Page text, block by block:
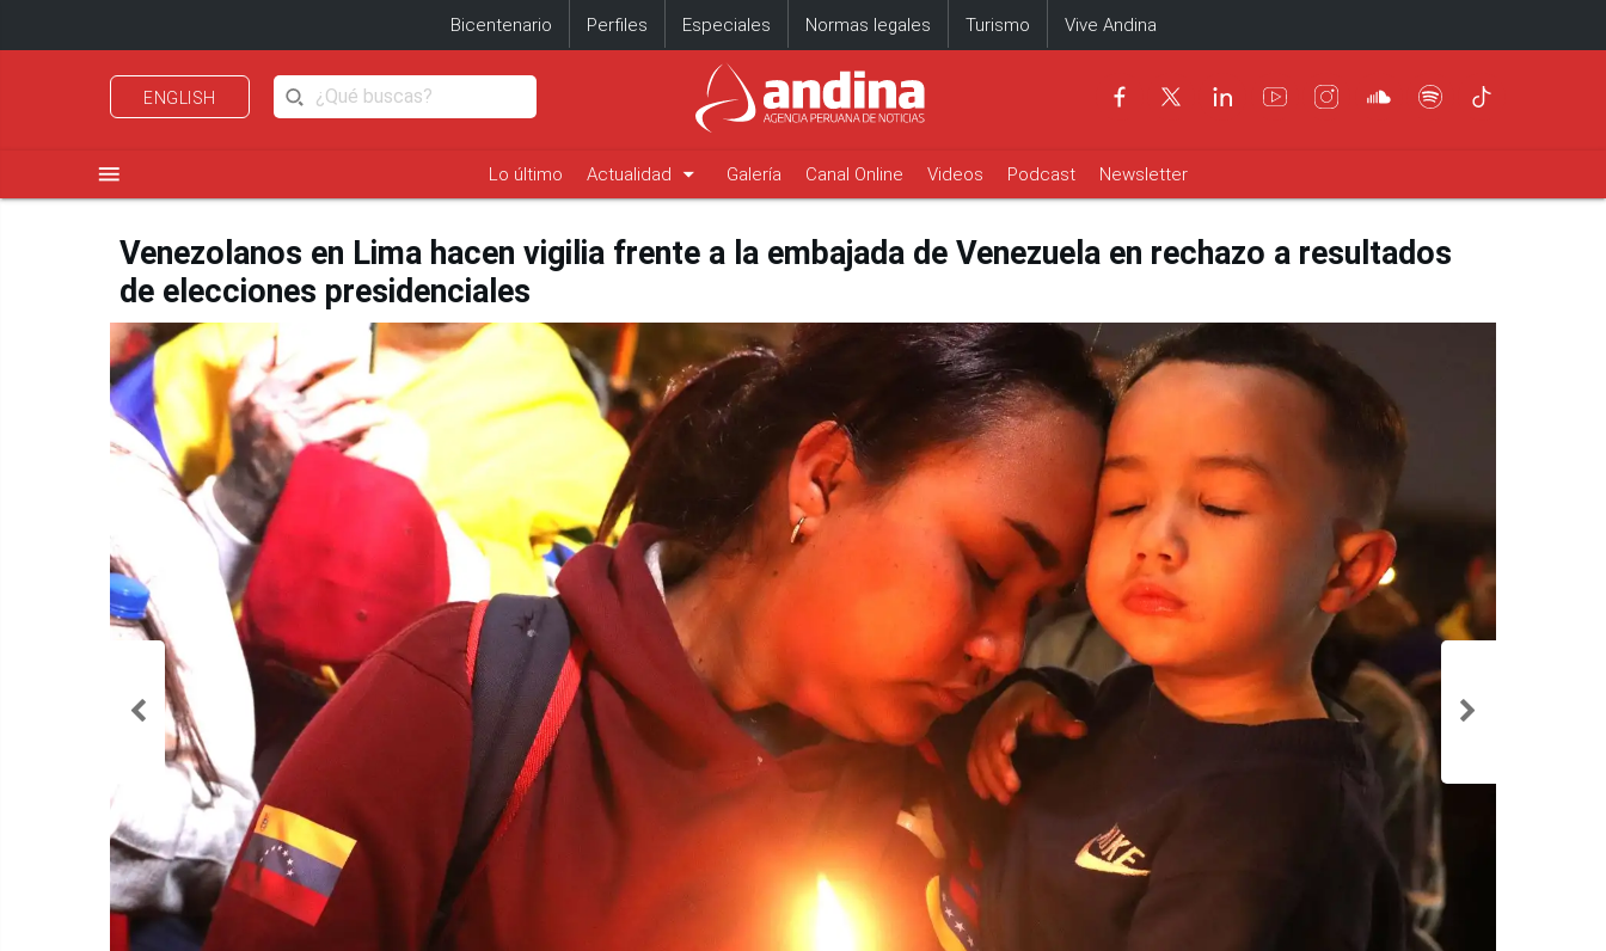
Bicentenario Perfiles Especiales Normas legales Turismo Vive Andina
ENGLISH
menu Lo último Actualidad arrow_drop_down Galería Canal Online Videos Podcast Newsletter
Venezolanos en Lima hacen vigilia frente a la embajada de Venezuela en rechazo a resultados
de elecciones presidenciales